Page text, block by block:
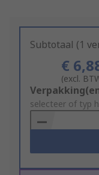
Subtotaal (1
€
(excl.
Add
to
Basket
selecteer of typ